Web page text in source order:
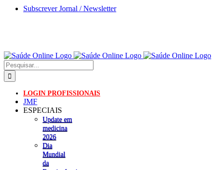
Skip
Subscrever Jornal / Newsletter
Pesquisar
LOGIN PROFISSIONAIS
JMF
ESPECIAIS
Update em
medicina
2026
Dia
Mundial
da